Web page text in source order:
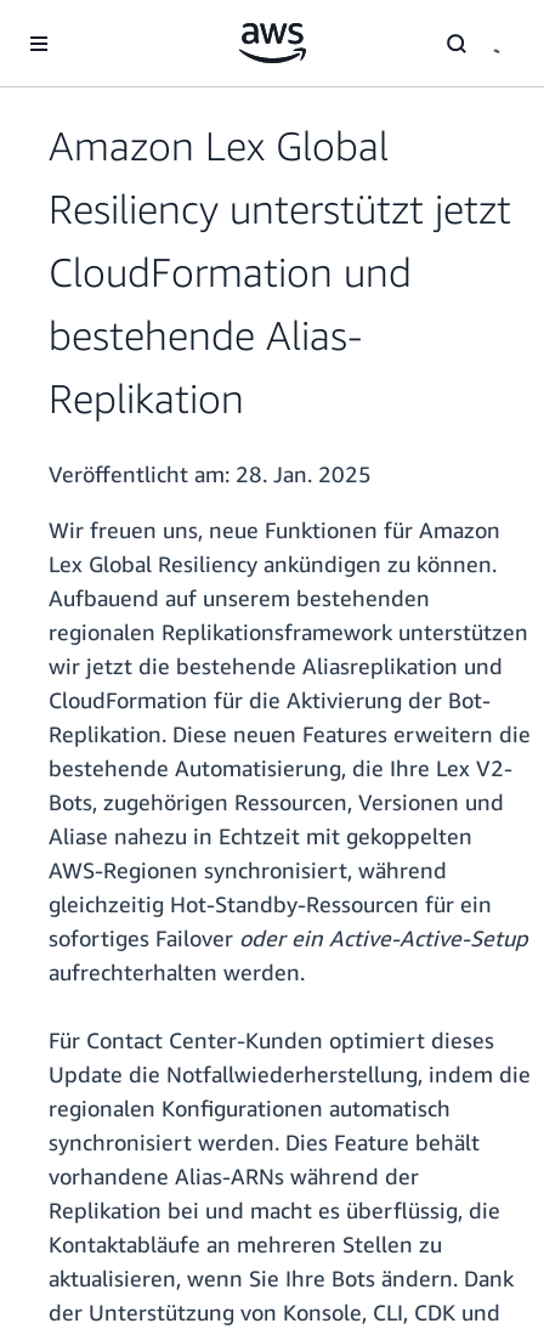
Überspringen zum Hauptinhalt
Amazon Lex Global
Resiliency unterstützt jetzt
CloudFormation und
bestehende Alias-
Replikation
Veröffentlicht am: 28. Jan. 2025
Wir freuen uns, neue Funktionen für Amazon
Lex Global Resiliency ankündigen zu können.
Aufbauend auf unserem bestehenden
regionalen Replikationsframework unterstützen
wir jetzt die bestehende Aliasreplikation und
CloudFormation für die Aktivierung der Bot-
Replikation. Diese neuen Features erweitern die
bestehende Automatisierung, die Ihre Lex V2-
Bots, zugehörigen Ressourcen, Versionen und
Aliase nahezu in Echtzeit mit gekoppelten
AWS-Regionen synchronisiert, während
gleichzeitig Hot-Standby-Ressourcen für ein
sofortiges Failover oder ein Active-Active-Setup
aufrechterhalten werden.
Für Contact Center-Kunden optimiert dieses
Update die Notfallwiederherstellung, indem die
regionalen Konfigurationen automatisch
synchronisiert werden. Dies Feature behält
vorhandene Alias-ARNs während der
Replikation bei und macht es überflüssig, die
Kontaktabläufe an mehreren Stellen zu
aktualisieren, wenn Sie Ihre Bots ändern. Dank
der Unterstützung von Konsole, CLI, CDK und